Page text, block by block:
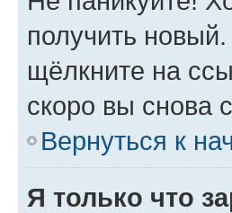
получить
щёлкните на
скоро вы снова
Вернуться к
Я только что